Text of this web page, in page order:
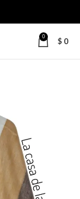
0 $ 0